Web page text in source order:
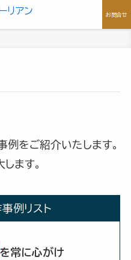
お問合せ
例をご紹介いたします。
ます。
例リスト
を常に心がけ